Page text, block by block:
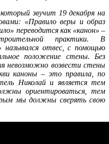
звучит 19 декабря на
«Правило веры и образ
переводится как «канон» –
практики. В
назывался отвес, с помощью
положение стены. Без
невозможно возвести стены
каноны – это правила, по
Николай и является тем
ориентироваться, тем
мы должны сверять свою